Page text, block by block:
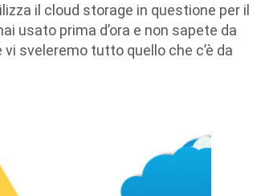
il cloud storage in questione per il
usato prima d’ora e non sapete da
sveleremo tutto quello che c’è da